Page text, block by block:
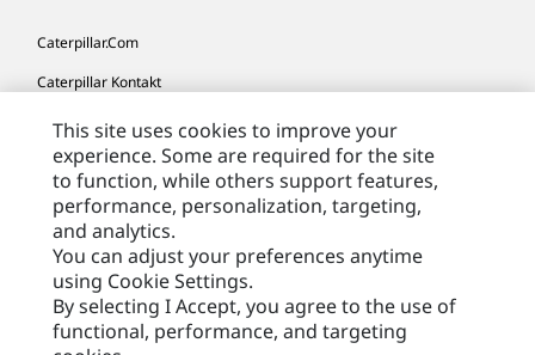
Caterpillar.com
Caterpillar Kontakt
Caterpillar Kontakt
Moje Preferencje Marketingowe
Site Map
Cookie Settings
Legal
Privacy
This site uses cookies to improve your
experience. Some are required for the site
to function, while others support features,
performance, personalization, targeting,
and analytics.
You can adjust your preferences anytime
using Cookie Settings.
By selecting I Accept, you agree to the use of
functional, performance, and targeting